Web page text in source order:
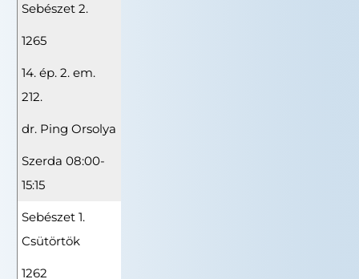
Sebészet 2.
1265
14. ép. 2. em.
212.
dr. Ping Orsolya
Szerda 08:00-
15:15
Sebészet 1.
Csütörtök
1262